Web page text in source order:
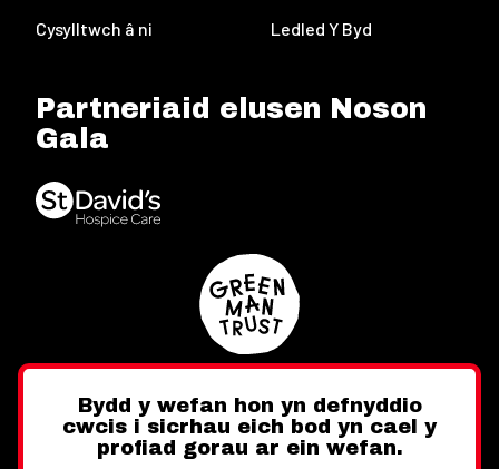
Cysylltwch â ni Ledled Y Byd
Partneriaid elusen Noson
Gala
Twitter FacebookInstagram
Bydd y wefan hon yn defnyddio
cwcis i sicrhau eich bod yn cael y
profiad gorau ar ein wefan.